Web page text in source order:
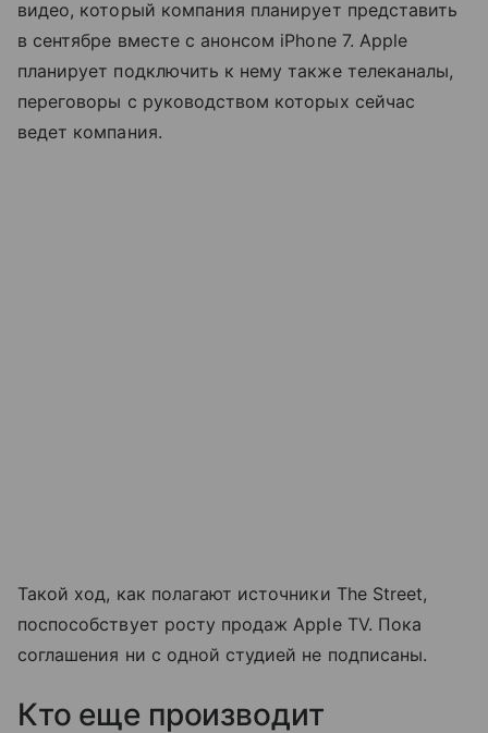
видео, который компания планирует представить
в сентябре вместе с анонсом iPhone 7. Apple
планирует подключить к нему также телеканалы,
переговоры с руководством которых сейчас
ведет компания.
Такой ход, как полагают источники The Street,
поспособствует росту продаж Apple TV. Пока
соглашения ни с одной студией не подписаны.
Кто еще производит